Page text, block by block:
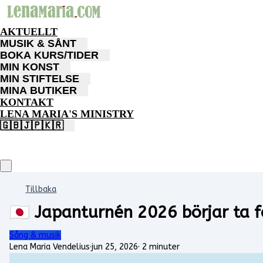
AKTUELLT
MUSIK & SÅNT
BOKA KURS/TIDER
MIN KONST
MIN STIFTELSE
MINA BUTIKER
KONTAKT
LENA MARIA'S MINISTRY
🇬🇧🇯🇵🇰🇷
Tillbaka
🇯🇵 Japanturnén 2026 börjar ta
Sång & musik
Lena Maria Vendelius·jun 25, 2026· 2 minuter